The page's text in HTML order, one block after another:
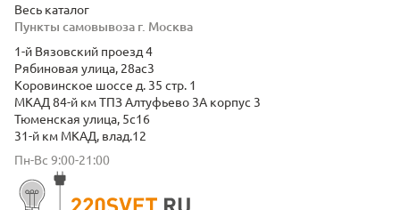
Пункты самовывоза г. Москва
1-й Вязовский проезд 4
Рябиновая улица, 28ас3
Коровинское шоссе д. 35 стр. 1
МКАД 84-й км ТПЗ Алтуфьево 3А корпус 3
Тюменская улица, 5с16
31-й км МКАД, влад.12
Пн-Вс 9:00-21:00
Весь каталог